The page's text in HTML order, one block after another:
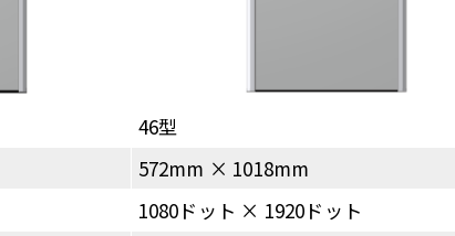
46型
572mm × 1018mm
1080ドット × 1920ドット